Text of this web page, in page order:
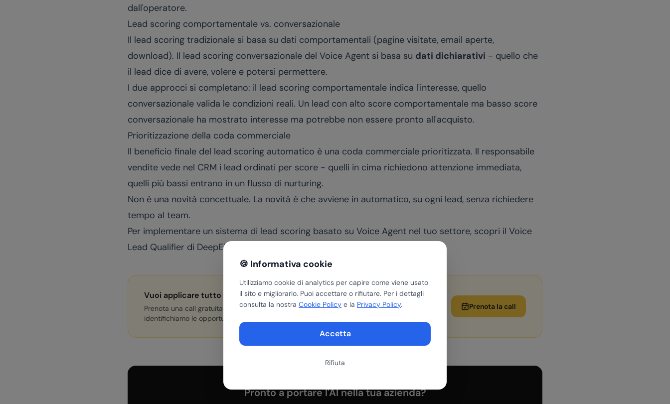
🍪 Informativa cookie
Utilizziamo cookie di analytics per capire come viene usato
il sito e migliorarlo. Puoi accettare o rifiutare. Per i dettagli
consulta la nostra Cookie Policy e la Privacy Policy.
Accetta
Rifiuta
dall'operatore.
Lead scoring comportamentale vs. conversazionale
Il lead scoring tradizionale si basa su dati comportamentali (pagine visitate, email aperte,
download). Il lead scoring conversazionale del Voice Agent si basa su dati dichiarativi - quello che
il lead dice di avere, volere e potersi permettere.
I due approcci si completano: il lead scoring comportamentale indica l'interesse, quello
conversazionale valida le condizioni reali. Un lead con alto score comportamentale ma basso score
conversazionale ha mostrato interesse ma potrebbe non essere pronto all'acquisto.
Prioritizzazione della coda commerciale
Il beneficio finale del lead scoring automatico è una coda commerciale prioritizzata. Il responsabile
vendite vede nel CRM i lead ordinati per score - quelli in cima richiedono attenzione immediata,
quelli più bassi entrano in un flusso di nurturing.
Non è una novità concettuale. La novità è che avviene in automatico, su ogni lead, senza richiedere
tempo al team.
Per implementare un sistema di lead scoring basato su Voice Agent nel tuo settore, scopri il Voice
Lead Qualifier di DeepElse
Vuoi applicare tutto questo alla tua azienda?
Prenota una call gratuita di 30 minuti con Matteo. Analizziamo insieme i tuoi processi e
identifichiamo le opportunità AI ad alto ROI.
Prenota la call
Pronto a portare l'AI nella tua azienda?